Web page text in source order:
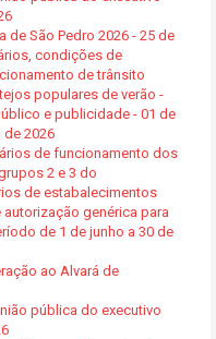
de São Pedro 2026 - 25 de
condições de
de trânsito
populares de verão -
e publicidade - 01 de
de 2026
de funcionamento dos
2 e 3 do
de estabalecimentos
genérica para
de 1 de junho a 30 de
ao Alvará de
pública do executivo